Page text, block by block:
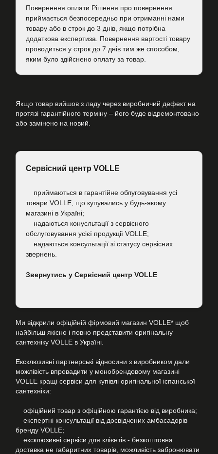
Повернення оплати Рішення про повернення
приймається безпосередньо при отриманні нами
товару або в строк до 3 днів, якщо потрібна
додаткова експертиза. Повернення вартості товару
проводиться у строк до 7 днів тим же способом,
яким було здійснено оплату за товар.
Якщо товар вийшов з ладу через виробничий дефект на
протязі гарантійного терміну – його буде відремонтовано
або замінено на новий.
Сервісний центр VOLLE
приймаються в гарантійне облуговування усі
товари VOLLE, що купувались у будь-якому
магазині в Україні;
надаються конусльтації з сервісного
обслуговування усієї продукції VOLLE;
надаються консультації зі статусу сервісних
звернень.
Звернутись у Сервісний центр VOLLE
Ми відкрили офіційній фірмовий магазин VOLLE* щоб
найбільш якісно і повно представити оригінальну
сантехніку VOLLE в Україні.
Ексклюзивні партнерські відносини з виробником дали
можлівість впровадити у монобрендовому магазині
VOLLE кращі сервіси для купівлі оригінальної іспанської
сантехніки:
офіційний товар з офіційною гарантією від виробника;
експертні консультації від досвідчених амбасадорів
бренду VOLLE;
ексклюзивні сервіси для клієнтів - безкоштовна
доставка не габаритних товарів, можливість забронювати